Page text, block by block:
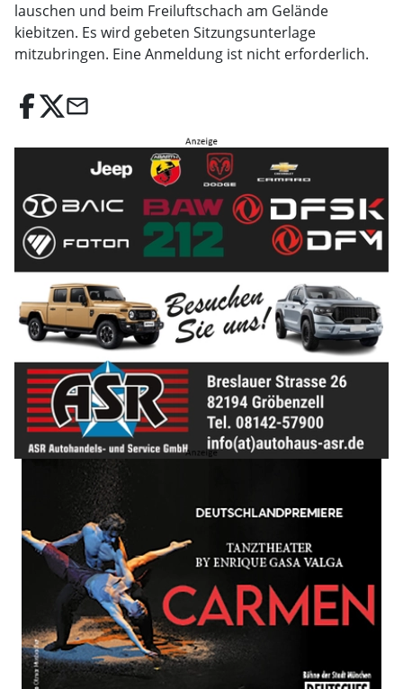
lauschen und beim Freiluftschach am Gelände
kiebitzen. Es wird gebeten Sitzungsunterlage
mitzubringen. Eine Anmeldung ist nicht erforderlich.
email